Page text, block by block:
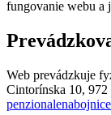
fungovanie webu a
Web prevádzkuje
Cintorínska 10,